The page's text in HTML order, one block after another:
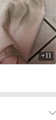
+11